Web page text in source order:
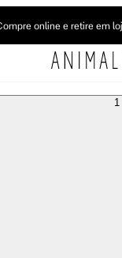
online e retire em